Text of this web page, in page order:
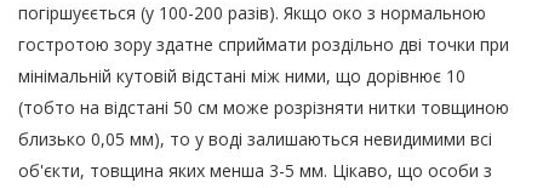
погіршуєється (у 100-200 разів). Якщо око з нормальною
гостротою зору здатне сприймати роздільно дві точки при
мінімальній кутовій відстані між ними, що дорівнює 10
(тобто на відстані 50 см може розрізняти нитки товщиною
близько 0,05 мм), то у воді залишаються невидимими всі
об'єкти, товщина яких менша 3-5 мм. Цікаво, що особи з